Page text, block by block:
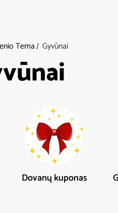
Tema Gyvūnai
Dovanų kuponas